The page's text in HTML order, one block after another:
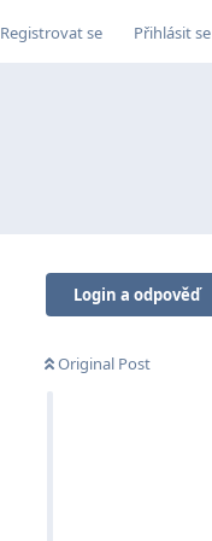
Registrovat se Přihlásit se
Login a odpověď
Original Post